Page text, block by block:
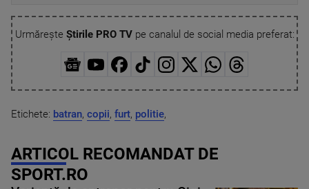
Urmărește Știrile PRO TVpe canalul de social media preferat:
Etichete: batran, copii, furt, politie,
ARTICOL RECOMANDAT DE
SPORT.RO